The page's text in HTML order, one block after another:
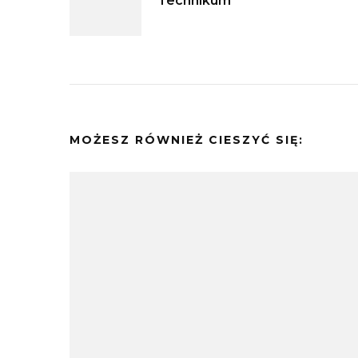
MOŻESZ RÓWNIEŻ CIESZYĆ SIĘ: